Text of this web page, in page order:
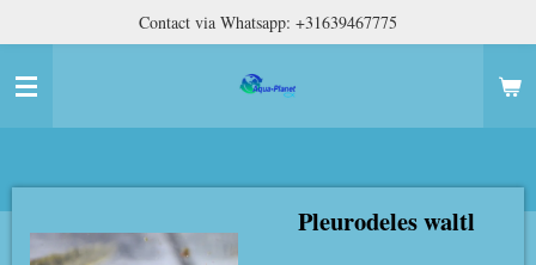
naar
hoofdinhoud
Contact via Whatsapp: +31639467775
Pleurodeles waltl